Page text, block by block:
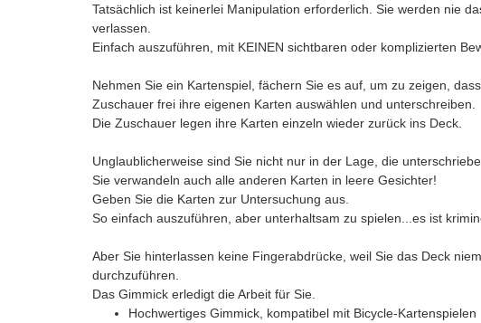
Tatsächlich ist keinerlei Manipulation erforderlich. Sie werden nie
verlassen.
Einfach auszuführen, mit KEINEN sichtbaren oder komplizierten
Nehmen Sie ein Kartenspiel, fächern Sie es auf, um zu zeigen,
Zuschauer frei ihre eigenen Karten auswählen und unterschreiben.
Die Zuschauer legen ihre Karten einzeln wieder zurück ins Deck.
Unglaublicherweise sind Sie nicht nur in der Lage, die
Sie verwandeln auch alle anderen Karten in leere Gesichter!
Geben Sie die Karten zur Untersuchung aus.
So einfach auszuführen, aber unterhaltsam zu spielen...es ist
Aber Sie hinterlassen keine Fingerabdrücke, weil Sie das Deck
durchzuführen.
Das Gimmick erledigt die Arbeit für Sie.
Hochwertiges Gimmick, kompatibel mit Bicycle-Kartenspielen